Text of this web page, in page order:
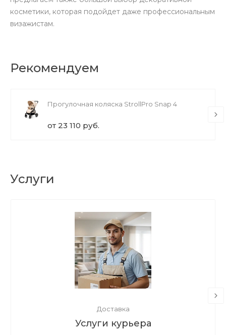
косметики, которая подойдет даже профессиональным
визажистам.
Рекомендуем
Прогулочная коляска StrollPro Snap 4
от 23 110 руб.
Услуги
Доставка
Услуги курьера